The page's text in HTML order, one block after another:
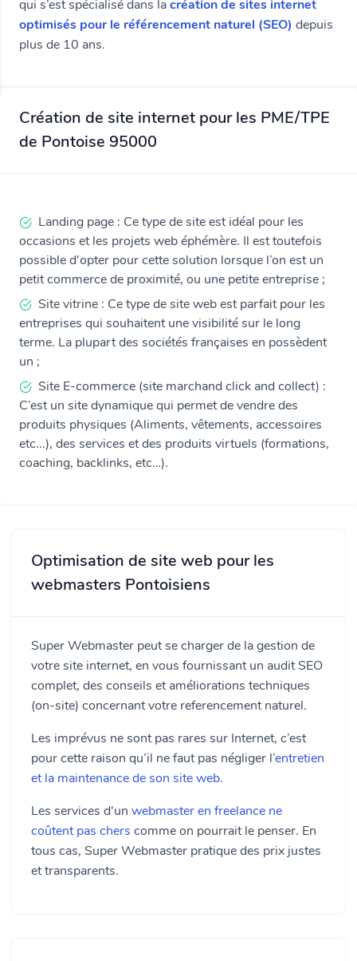
qui s’est spécialisé dans lacréation de sites internet
optimisés pour le référencement naturel (SEO) depuis
plus de 10 ans.
Création de site internet pour les PME/TPE
de Pontoise 95000
Landing page : Ce type de site est idéal pour les
occasions et les projets web éphémère. Il est toutefois
possible d'opter pour cette solution lorsque l’on est un
petit commerce de proximité, ou une petite entreprise ;
Site vitrine : Ce type de site web est parfait pour les
entreprises qui souhaitent une visibilité sur le long
terme. La plupart des sociétés françaises en possèdent
un ;
Site E-commerce (site marchand click and collect) :
C’est un site dynamique qui permet de vendre des
produits physiques (Aliments, vêtements, accessoires
etc...), des services et des produits virtuels (formations,
coaching, backlinks, etc…).
Optimisation de site web pour les
webmasters Pontoisiens
Super Webmaster peut se charger de la gestion de
votre site internet, en vous fournissant un audit SEO
complet, des conseils et améliorations techniques
(on-site) concernant votre referencement naturel.
Les imprévus ne sont pas rares sur Internet, c’est
pour cette raison qu’il ne faut pas négliger l’entretien
et la maintenance de son site web.
Les services d'un webmaster en freelance ne
coûtent pas chers comme on pourrait le penser. En
tous cas, Super Webmaster pratique des prix justes
et transparents.